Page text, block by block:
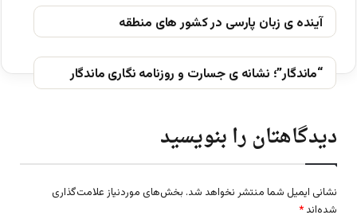
آینده ی زبان پارسی در کشور های منطقه
“ماندگار”؛ نشانه ی جسارت و روزنامه نگاری ماندگار
دیدگاهتان را بنویسید
نشانی ایمیل شما منتشر نخواهد شد. بخش‌های موردنیاز علامت‌گذاری
شده‌اند *